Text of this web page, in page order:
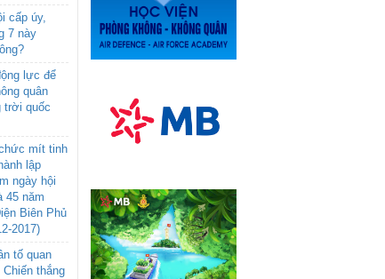
cấp úy,
7 này
lực để
quân
trời quốc
mít tinh
lập
ngày hội
45 năm
Biên Phủ
2017)
tố quan
thắng